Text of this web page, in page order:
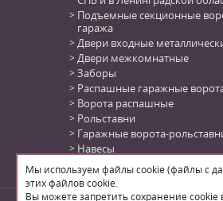
Мы используем файлы cookie (файлы с
этих файлов cookie.
Вы можете запретить сохранение cookie
Подъемные секционные
гаража
Двери входные
Двери межкомнатные
Заборы
Распашные гаражные
Ворота распашные
Рольставни
Гаражные ворота-
Навесы
Автоматика для откатных
Автоматика для секционных